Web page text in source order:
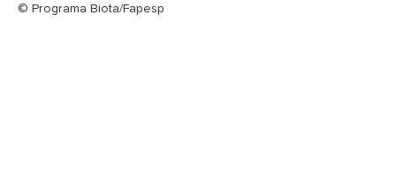
© Programa Biota/Fapesp